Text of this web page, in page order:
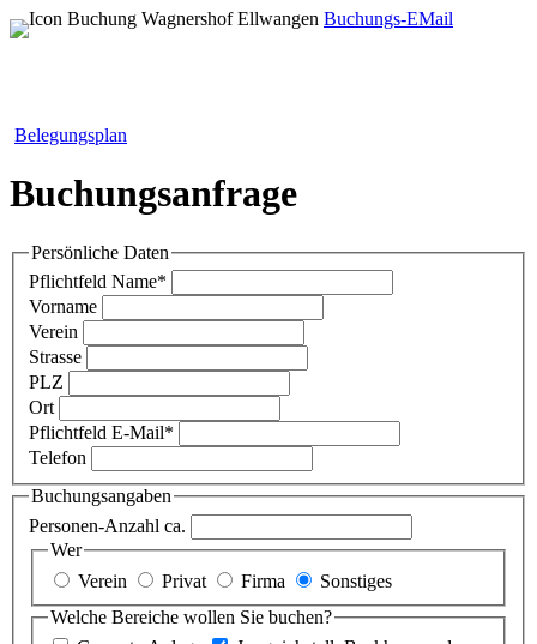
Buchungs-EMail
Belegungsplan
Buchungsanfrage
Persönliche Daten
Pflichtfeld Name*
Vorname
Verein
Strasse
PLZ
Ort
Pflichtfeld E-Mail*
Telefon
Buchungsangaben
Personen-Anzahl ca.
Wer
Verein
Privat Firma
Sonstiges
Welche Bereiche wollen Sie buchen?